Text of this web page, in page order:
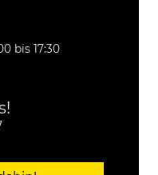
bis 17:30